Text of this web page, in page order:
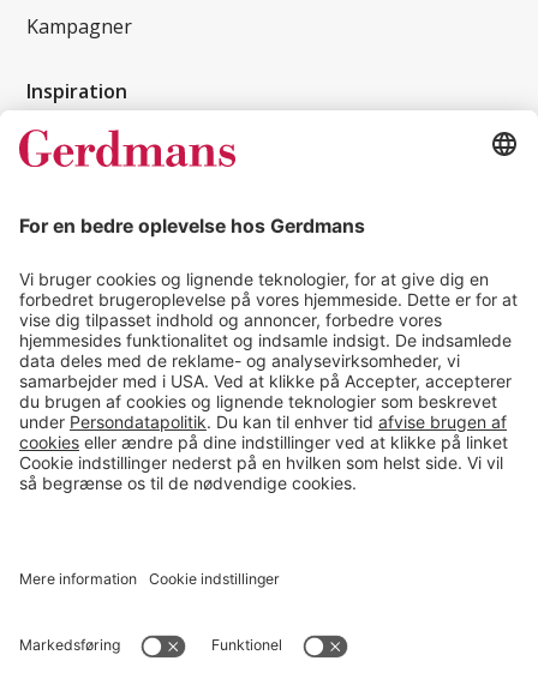
Kampagner
Inspiration
Kundereferencer
Tips & guides
Kontakt
salg@gerdmans.dk
49 18 07 07
Salgsafdeling åbningstider
08.00-16.00
© 2026 Gerdmans Kontor- & Lagerudstyr A/S Alle priser er ekskl.
Cookie indstillinger